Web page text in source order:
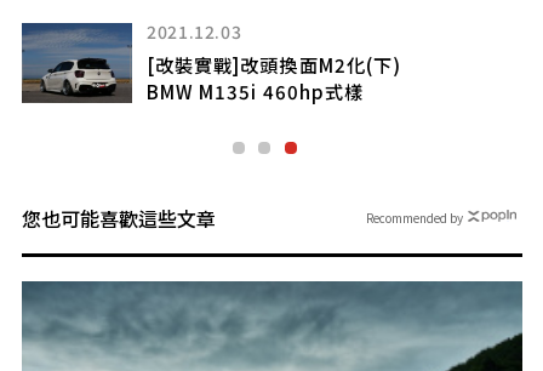
2021.12.03
[改裝實戰]改頭換面M2化(下)
BMW M135i 460hp式樣
您也可能喜歡這些文章 Recommended by